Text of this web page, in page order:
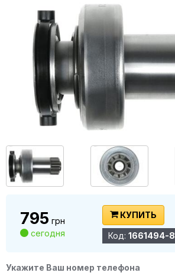
795 грн
сегодня
КУПИТЬ
Код: 1661494-8
Укажите Ваш номер телефона